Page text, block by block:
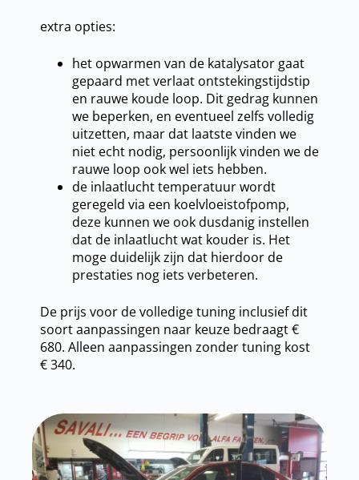
extra opties:
het opwarmen van de katalysator gaat
gepaard met verlaat ontstekingstijdstip
en rauwe koude loop. Dit gedrag kunnen
we beperken, en eventueel zelfs volledig
uitzetten, maar dat laatste vinden we
niet echt nodig, persoonlijk vinden we de
rauwe loop ook wel iets hebben.
de inlaatlucht temperatuur wordt
geregeld via een koelvloeistofpomp,
deze kunnen we ook dusdanig instellen
dat de inlaatlucht wat kouder is. Het
moge duidelijk zijn dat hierdoor de
prestaties nog iets verbeteren.
De prijs voor de volledige tuning inclusief dit
soort aanpassingen naar keuze bedraagt €
680. Alleen aanpassingen zonder tuning kost
€ 340.